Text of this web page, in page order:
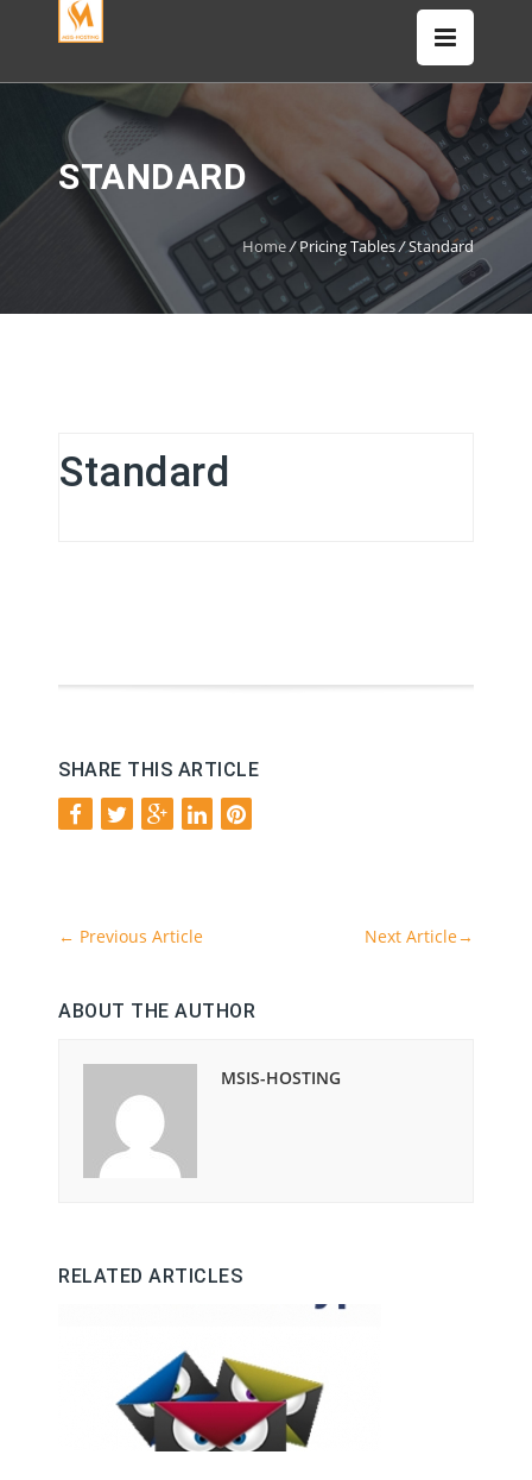
STANDARD
Home/Pricing Tables/Standard
Standard
SHARE THIS ARTICLE
← Previous Article Next Article→
ABOUT THE AUTHOR
MSIS-HOSTING
RELATED ARTICLES